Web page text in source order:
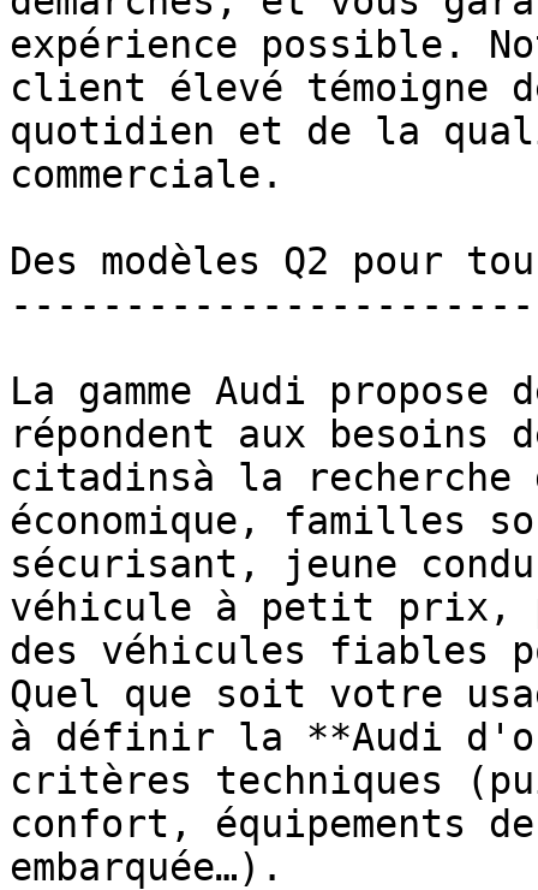
expérience possible.
client élevé témoigne
quotidien et de la
commerciale.
Des modèles Q2 pour
La gamme Audi
répondent aux besoins
citadinsà la recherche
économique, familles
sécurisant, jeune
véhicule à petit prix,
des véhicules fiables
Quel que soit votre
à définir la **Audi
critères techniques
confort, équipements
embarquée…).